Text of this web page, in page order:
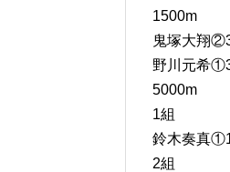
1500m
鬼塚大翔
野川元希
5000m
1組
鈴木奏真
2組